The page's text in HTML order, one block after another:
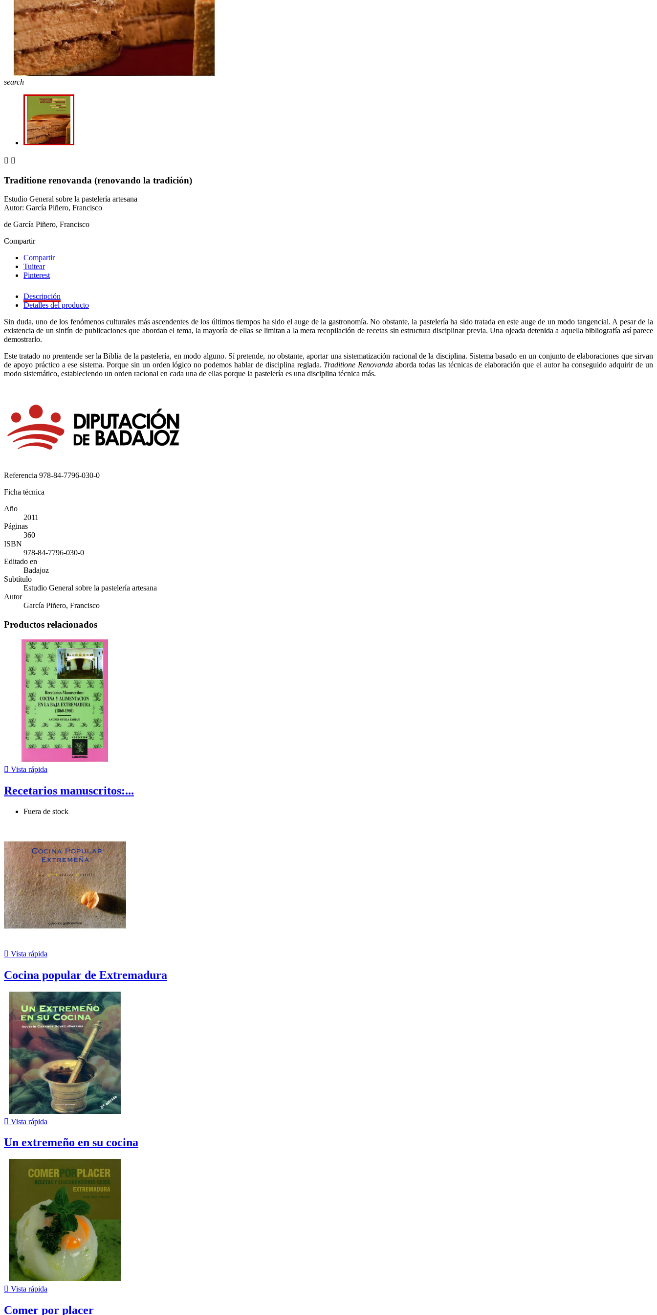
search
 
Traditione renovanda (renovando la tradición)
Estudio General sobre la pastelería artesana
Autor: García Piñero, Francisco
de García Piñero, Francisco
Compartir
Compartir
Tuitear
Pinterest
Descripción
Detalles del producto
Sin duda, uno de los fenómenos culturales más ascendentes de los últimos tiempos ha sido el auge de la gastronomía. No obstante, la pastelería ha sido tratada en este auge de un modo tangencial. A pesar de la
existencia de un sinfín de publicaciones que abordan el tema, la mayoría de ellas se limitan a la mera recopilación de recetas sin estructura disciplinar previa. Una ojeada detenida a aquella bibliografía así parece
demostrarlo.
Este tratado no prentende ser la Biblia de la pastelería, en modo alguno. Sí pretende, no obstante, aportar una sistematización racional de la disciplina. Sistema basado en un conjunto de elaboraciones que sirvan
de apoyo práctico a ese sistema. Porque sin un orden lógico no podemos hablar de disciplina reglada. Traditione Renovanda aborda todas las técnicas de elaboración que el autor ha conseguido adquirir de un
modo sistemático, estableciendo un orden racional en cada una de ellas porque la pastelería es una disciplina técnica más.
Referencia 978-84-7796-030-0
Ficha técnica
Año
2011
Páginas
360
ISBN
978-84-7796-030-0
Editado en
Badajoz
Subtítulo
Estudio General sobre la pastelería artesana
Autor
García Piñero, Francisco
Productos relacionados
 Vista rápida
Recetarios manuscritos:...
Fuera de stock
 Vista rápida
Cocina popular de Extremadura
 Vista rápida
Un extremeño en su cocina
 Vista rápida
Comer por placer